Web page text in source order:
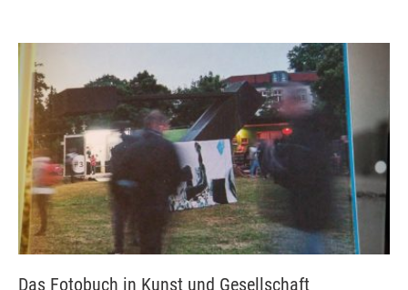
Das Fotobuch in Kunst und Gesellschaft